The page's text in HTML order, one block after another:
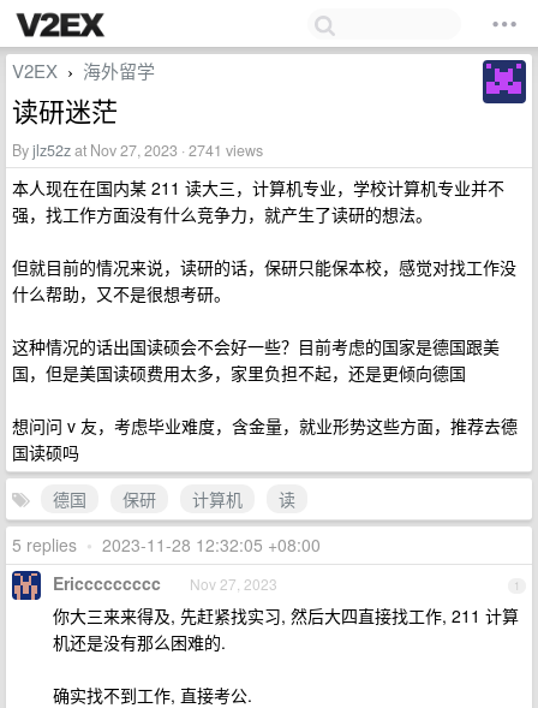
V2EX › 海外留学
读研迷茫
Byjlz52zat Nov 27, 2023 · 2741 views
本人现在在国内某 211 读大三，计算机专业，学校计算机专业并不
强，找工作方面没有什么竞争力，就产生了读研的想法。
但就目前的情况来说，读研的话，保研只能保本校，感觉对找工作没
什么帮助，又不是很想考研。
这种情况的话出国读硕会不会好一些？目前考虑的国家是德国跟美
国，但是美国读硕费用太多，家里负担不起，还是更倾向德国
想问问 v 友，考虑毕业难度，含金量，就业形势这些方面，推荐去德
国读硕吗
德国
保研 计算机
读
5 replies • 2023-11-28 12:32:05 +08:00
1
Ericcccccccc Nov 27, 2023
你大三来来得及, 先赶紧找实习, 然后大四直接找工作, 211 计算
机还是没有那么困难的.
确实找不到工作, 直接考公.